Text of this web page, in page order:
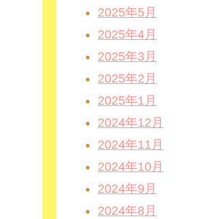
2025年5月
2025年4月
2025年3月
2025年2月
2025年1月
2024年12月
2024年11月
2024年10月
2024年9月
2024年8月